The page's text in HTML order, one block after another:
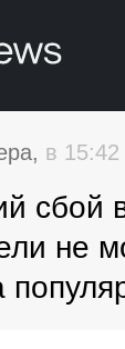
в 15:42
сбой
не